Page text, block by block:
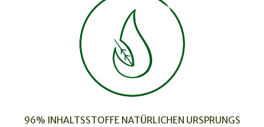
96% INHALTSSTOFFE NATÜRLICHEN URSPRUNGS